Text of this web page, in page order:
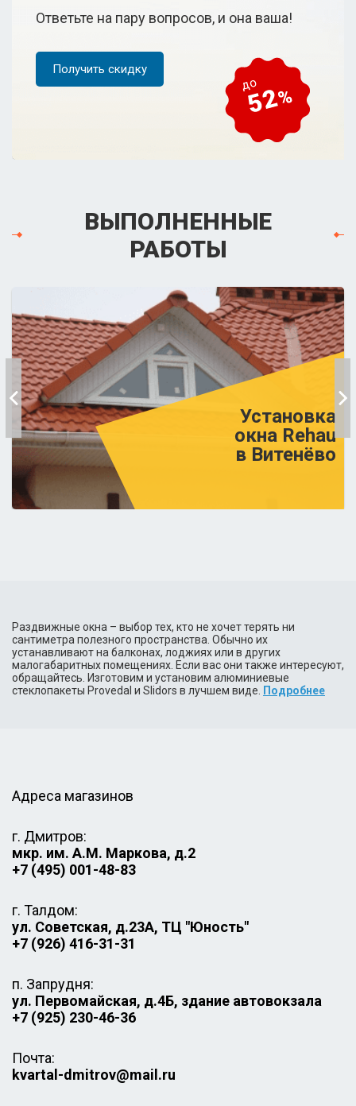
Ответьте на пару вопросов, и она ваша!
Получить скидку
ВЫПОЛНЕННЫЕ
РАБОТЫ
Установка
окна Rehau
в Витенёво
Раздвижные окна – выбор тех, кто не хочет терять ни
сантиметра полезного пространства. Обычно их
устанавливают на балконах, лоджиях или в других
малогабаритных помещениях. Если вас они также интересуют,
обращайтесь. Изготовим и установим алюминиевые
стеклопакеты Provedal и Slidors в лучшем виде.
Подробнее
Адреса магазинов
г. Дмитров:
мкр. им. А.М. Маркова, д.2
+7 (495) 001-48-83
г. Талдом:
ул. Советская, д.23А, ТЦ "Юность"
+7 (926) 416-31-31
п. Запрудня:
ул. Первомайская, д.4Б, здание автовокзала
+7 (925) 230-46-36
Почта:
kvartal-dmitrov@mail.ru